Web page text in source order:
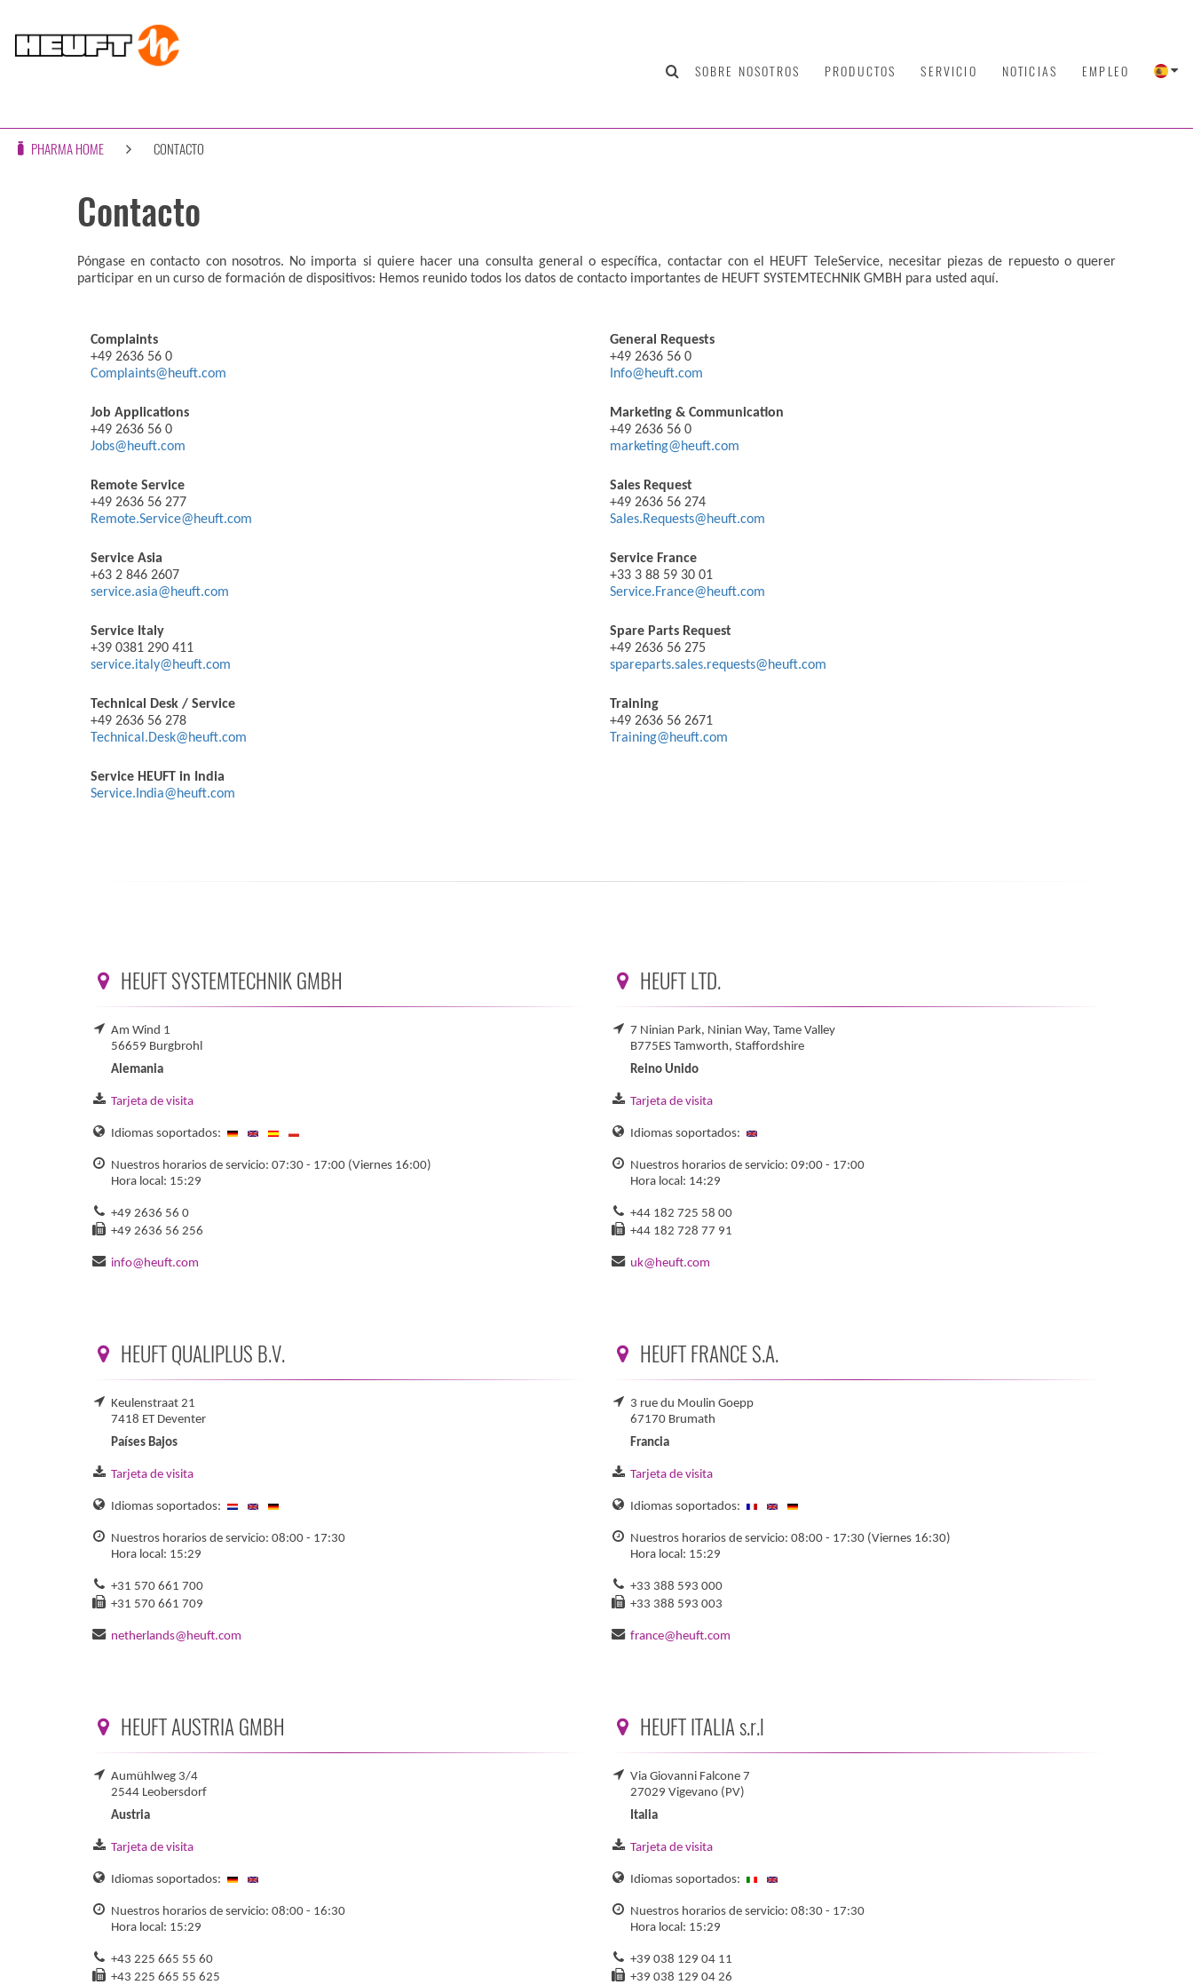
SOBRE NOSOTROS PRODUCTOS SERVICIO NOTICIAS EMPLEO
PHARMA HOME CONTACTO
Contacto
Póngase en contacto con nosotros. No importa si quiere hacer una consulta general o específica, contactar con el HEUFT TeleService, necesitar piezas de repuesto o querer
participar en un curso de formación de dispositivos: Hemos reunido todos los datos de contacto importantes de HEUFT SYSTEMTECHNIK GMBH para usted aquí.
Complaints
+49 2636 56 0
Complaints@heuft.com
General Requests
+49 2636 56 0
Info@heuft.com
Job Applications
+49 2636 56 0
Jobs@heuft.com
Marketing & Communication
+49 2636 56 0
marketing@heuft.com
Remote Service
+49 2636 56 277
Remote.Service@heuft.com
Sales Request
+49 2636 56 274
Sales.Requests@heuft.com
Service Asia
+63 2 846 2607
service.asia@heuft.com
Service France
+33 3 88 59 30 01
Service.France@heuft.com
Service Italy
+39 0381 290 411
service.italy@heuft.com
Spare Parts Request
+49 2636 56 275
spareparts.sales.requests@heuft.com
Technical Desk / Service
+49 2636 56 278
Technical.Desk@heuft.com
Training
+49 2636 56 2671
Training@heuft.com
Service HEUFT in India
Service.India@heuft.com
HEUFT SYSTEMTECHNIK GMBH
Am Wind 1
56659 Burgbrohl
Alemania
Tarjeta de visita
Idiomas soportados:
Nuestros horarios de servicio: 07:30 - 17:00 (Viernes 16:00)
Hora local: 15:29
+49 2636 56 0
+49 2636 56 256
info@heuft.com
HEUFT LTD.
7 Ninian Park, Ninian Way, Tame Valley
B775ES Tamworth, Staffordshire
Reino Unido
Tarjeta de visita
Idiomas soportados:
Nuestros horarios de servicio: 09:00 - 17:00
Hora local: 14:29
+44 182 725 58 00
+44 182 728 77 91
uk@heuft.com
HEUFT QUALIPLUS B.V.
Keulenstraat 21
7418 ET Deventer
Países Bajos
Tarjeta de visita
Idiomas soportados:
Nuestros horarios de servicio: 08:00 - 17:30
Hora local: 15:29
+31 570 661 700
+31 570 661 709
netherlands@heuft.com
HEUFT FRANCE S.A.
3 rue du Moulin Goepp
67170 Brumath
Francia
Tarjeta de visita
Idiomas soportados:
Nuestros horarios de servicio: 08:00 - 17:30 (Viernes 16:30)
Hora local: 15:29
+33 388 593 000
+33 388 593 003
france@heuft.com
HEUFT AUSTRIA GMBH
Aumühlweg 3/4
2544 Leobersdorf
Austria
Tarjeta de visita
Idiomas soportados:
Nuestros horarios de servicio: 08:00 - 16:30
Hora local: 15:29
+43 225 665 55 60
+43 225 665 55 625
HEUFT ITALIA s.r.l
Via Giovanni Falcone 7
27029 Vigevano (PV)
Italia
Tarjeta de visita
Idiomas soportados:
Nuestros horarios de servicio: 08:30 - 17:30
Hora local: 15:29
+39 038 129 04 11
+39 038 129 04 26